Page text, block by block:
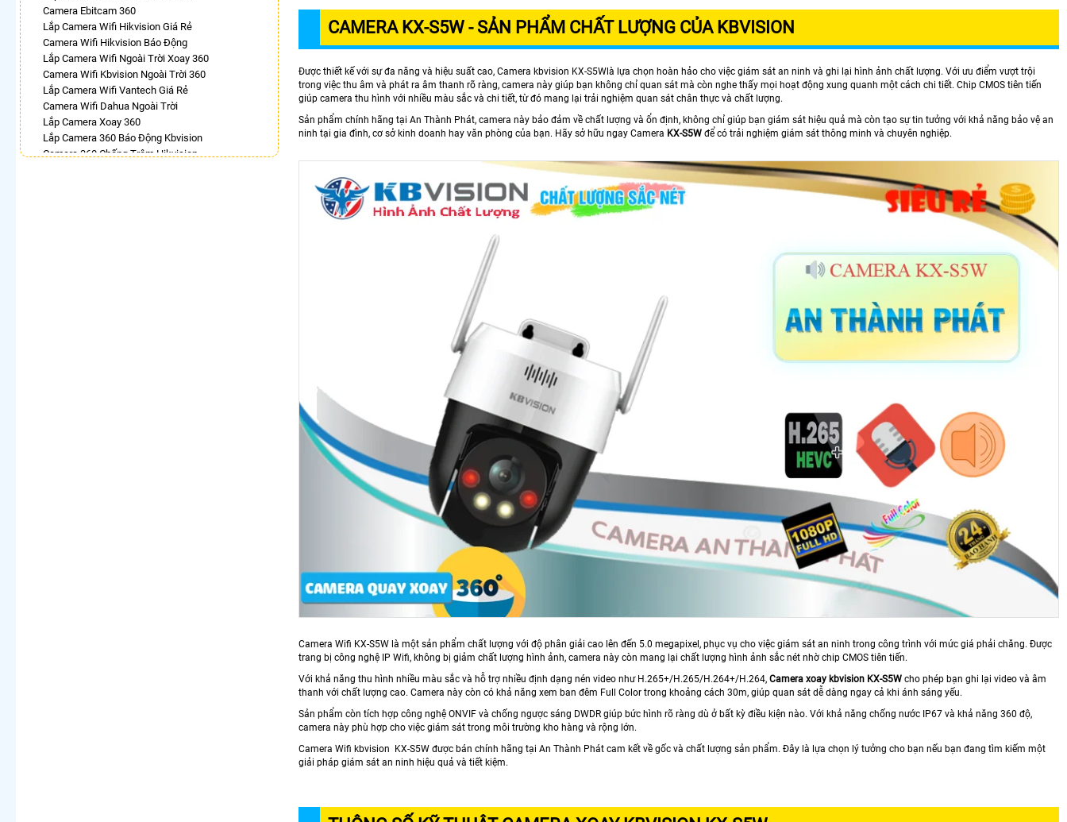
Camera Ebitcam 360
Lắp Camera Wifi Hikvision Giá Rẻ
Camera Wifi Hikvision Báo Động
Lắp Camera Wifi Ngoài Trời Xoay 360
Camera Wifi Kbvision Ngoài Trời 360
Lắp Camera Wifi Vantech Giá Rẻ
Camera Wifi Dahua Ngoài Trời
Lắp Camera Xoay 360
Lắp Camera 360 Báo Động Kbvision
Camera 360 Chống Trộm Hikvision
CAMERA KX-S5W - SẢN PHẨM CHẤT LƯỢNG CỦA KBVISION
Được thiết kế với sự đa năng và hiệu suất cao, Camera kbvision KX-S5Wlà lựa chọn hoàn hảo cho việc giám sát an ninh và ghi lại hình ảnh chất lượng. Với ưu điểm vượt trội
trong việc thu âm và phát ra âm thanh rõ ràng, camera này giúp bạn không chỉ quan sát mà còn nghe thấy mọi hoạt động xung quanh một cách chi tiết. Chip CMOS tiên tiến
giúp camera thu hình với nhiều màu sắc và chi tiết, từ đó mang lại trải nghiệm quan sát chân thực và chất lượng.
Sản phẩm chính hãng tại An Thành Phát, camera này bảo đảm về chất lượng và ổn định, không chỉ giúp bạn giám sát hiệu quả mà còn tạo sự tin tưởng với khả năng bảo vệ an
ninh tại gia đình, cơ sở kinh doanh hay văn phòng của bạn. Hãy sở hữu ngay Camera KX-S5W để có trải nghiệm giám sát thông minh và chuyên nghiệp.
Camera Wifi KX-S5W là một sản phẩm chất lượng với độ phân giải cao lên đến 5.0 megapixel, phục vụ cho việc giám sát an ninh trong công trình với mức giá phải chăng. Được
trang bị công nghệ IP Wifi, không bị giảm chất lượng hình ảnh, camera này còn mang lại chất lượng hình ảnh sắc nét nhờ chip CMOS tiên tiến.
Với khả năng thu hình nhiều màu sắc và hỗ trợ nhiều định dạng nén video như H.265+/H.265/H.264+/H.264, Camera xoay kbvision KX-S5W cho phép bạn ghi lại video và âm
thanh với chất lượng cao. Camera này còn có khả năng xem ban đêm Full Color trong khoảng cách 30m, giúp quan sát dễ dàng ngay cả khi ánh sáng yếu.
Sản phẩm còn tích hợp công nghệ ONVIF và chống ngược sáng DWDR giúp bức hình rõ ràng dù ở bất kỳ điều kiện nào. Với khả năng chống nước IP67 và khả năng 360 độ,
camera này phù hợp cho việc giám sát trong môi trường kho hàng và rộng lớn.
Camera Wifi kbvision KX-S5W được bán chính hãng tại An Thành Phát cam kết về gốc và chất lượng sản phẩm. Đây là lựa chọn lý tưởng cho bạn nếu bạn đang tìm kiếm một
giải pháp giám sát an ninh hiệu quả và tiết kiệm.